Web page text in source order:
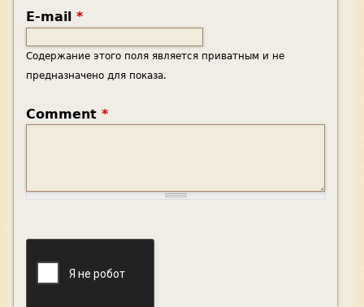
E-mail *
Содержание этого поля является приватным и не
предназначено для показа.
Comment *